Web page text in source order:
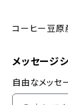
コーヒー豆原
メッセージ
自由なメッセ